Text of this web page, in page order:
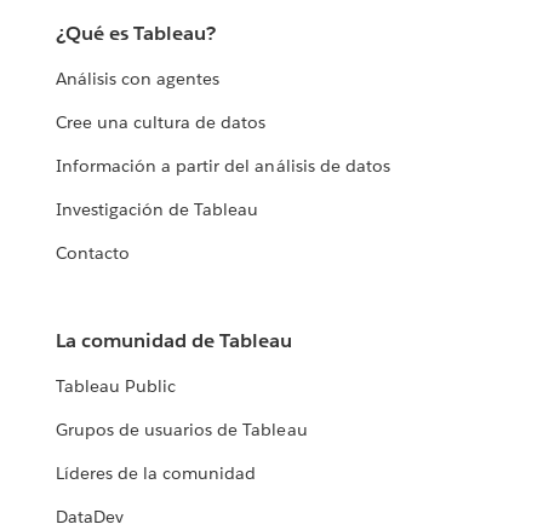
¿Qué es Tableau?
Análisis con agentes
Cree una cultura de datos
Información a partir del análisis de datos
Investigación de Tableau
Contacto
La comunidad de Tableau
Tableau Public
Grupos de usuarios de Tableau
Líderes de la comunidad
DataDev